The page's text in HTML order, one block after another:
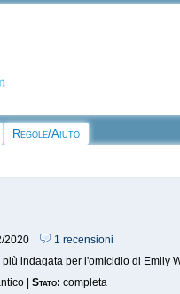
Regole/Aiuto
2020
1 recensioni
indagata per l'omicidio di Emily
|Stato: completa